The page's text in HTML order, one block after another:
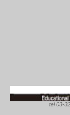
tel 03-